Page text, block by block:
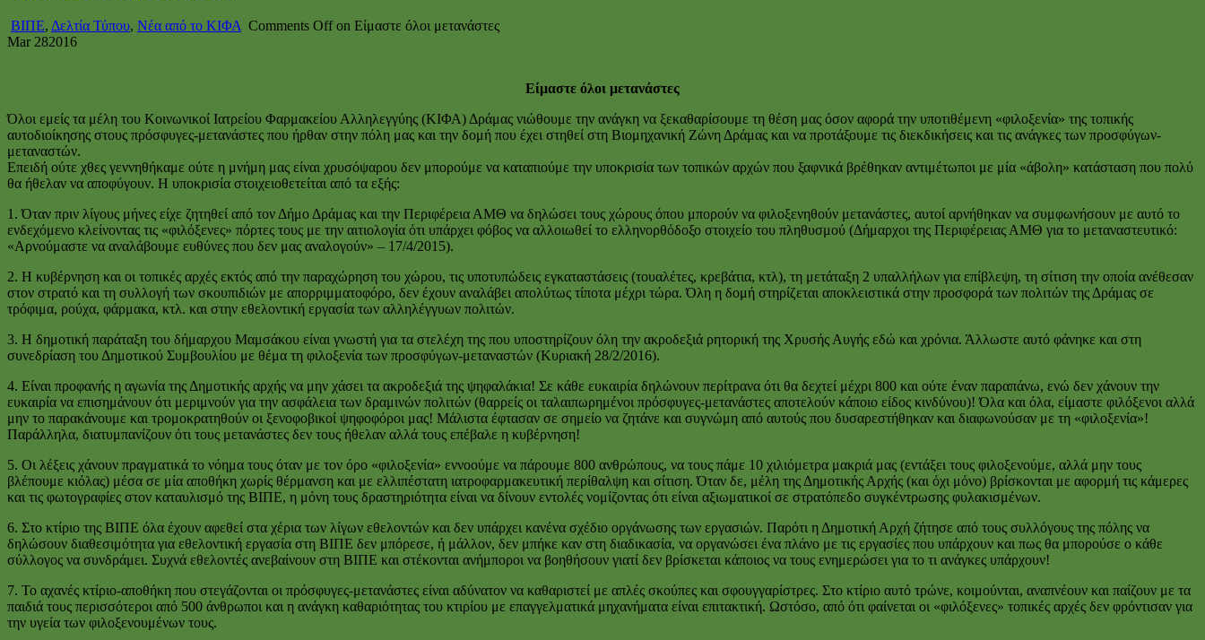
ΒΙΠΕ, Δελτία Τύπου, Νέα από το ΚΙΦΑ Comments Offon Είμαστε όλοι μετανάστες
Mar 282016
Είμαστε όλοι μετανάστες
Όλοι εμείς τα μέλη του Κοινωνικοί Ιατρείου Φαρμακείου Αλληλεγγύης (ΚΙΦΑ) Δράμας νιώθουμε την ανάγκη να ξεκαθαρίσουμε τη θέση μας όσον αφορά την υποτιθέμενη «φιλοξενία» της τοπικής
αυτοδιοίκησης στους πρόσφυγες-μετανάστες που ήρθαν στην πόλη μας και την δομή που έχει στηθεί στη Βιομηχανική Ζώνη Δράμας και να προτάξουμε τις διεκδικήσεις και τις ανάγκες των προσφύγων-
μεταναστών.
Επειδή ούτε χθες γεννηθήκαμε ούτε η μνήμη μας είναι χρυσόψαρου δεν μπορούμε να καταπιούμε την υποκρισία των τοπικών αρχών που ξαφνικά βρέθηκαν αντιμέτωποι με μία «άβολη» κατάσταση που πολύ
θα ήθελαν να αποφύγουν. Η υποκρισία στοιχειοθετείται από τα εξής:
1. Όταν πριν λίγους μήνες είχε ζητηθεί από τον Δήμο Δράμας και την Περιφέρεια ΑΜΘ να δηλώσει τους χώρους όπου μπορούν να φιλοξενηθούν μετανάστες, αυτοί αρνήθηκαν να συμφωνήσουν με αυτό το
ενδεχόμενο κλείνοντας τις «φιλόξενες» πόρτες τους με την αιτιολογία ότι υπάρχει φόβος να αλλοιωθεί το ελληνορθόδοξο στοιχείο του πληθυσμού (Δήμαρχοι της Περιφέρειας ΑΜΘ για το μεταναστευτικό:
«Αρνούμαστε να αναλάβουμε ευθύνες που δεν μας αναλογούν» – 17/4/2015).
2. Η κυβέρνηση και οι τοπικές αρχές εκτός από την παραχώρηση του χώρου, τις υποτυπώδεις εγκαταστάσεις (τουαλέτες, κρεβάτια, κτλ), τη μετάταξη 2 υπαλλήλων για επίβλεψη, τη σίτιση την οποία ανέθεσαν
στον στρατό και τη συλλογή των σκουπιδιών με απορριμματοφόρο, δεν έχουν αναλάβει απολύτως τίποτα μέχρι τώρα. Όλη η δομή στηρίζεται αποκλειστικά στην προσφορά των πολιτών της Δράμας σε
τρόφιμα, ρούχα, φάρμακα, κτλ. και στην εθελοντική εργασία των αλληλέγγυων πολιτών.
3. Η δημοτική παράταξη του δήμαρχου Μαμσάκου είναι γνωστή για τα στελέχη της που υποστηρίζουν όλη την ακροδεξιά ρητορική της Χρυσής Αυγής εδώ και χρόνια. Άλλωστε αυτό φάνηκε και στη
συνεδρίαση του Δημοτικού Συμβουλίου με θέμα τη φιλοξενία των προσφύγων-μεταναστών (Κυριακή 28/2/2016).
4. Είναι προφανής η αγωνία της Δημοτικής αρχής να μην χάσει τα ακροδεξιά της ψηφαλάκια! Σε κάθε ευκαιρία δηλώνουν περίτρανα ότι θα δεχτεί μέχρι 800 και ούτε έναν παραπάνω, ενώ δεν χάνουν την
ευκαιρία να επισημάνουν ότι μεριμνούν για την ασφάλεια των δραμινών πολιτών (θαρρείς οι ταλαιπωρημένοι πρόσφυγες-μετανάστες αποτελούν κάποιο είδος κινδύνου)! Όλα και όλα, είμαστε φιλόξενοι αλλά
μην το παρακάνουμε και τρομοκρατηθούν οι ξενοφοβικοί ψηφοφόροι μας! Μάλιστα έφτασαν σε σημείο να ζητάνε και συγνώμη από αυτούς που δυσαρεστήθηκαν και διαφωνούσαν με τη «φιλοξενία»!
Παράλληλα, διατυμπανίζουν ότι τους μετανάστες δεν τους ήθελαν αλλά τους επέβαλε η κυβέρνηση!
5. Οι λέξεις χάνουν πραγματικά το νόημα τους όταν με τον όρο «φιλοξενία» εννοούμε να πάρουμε 800 ανθρώπους, να τους πάμε 10 χιλιόμετρα μακριά μας (εντάξει τους φιλοξενούμε, αλλά μην τους
βλέπουμε κιόλας) μέσα σε μία αποθήκη χωρίς θέρμανση και με ελλιπέστατη ιατροφαρμακευτική περίθαλψη και σίτιση. Όταν δε, μέλη της Δημοτικής Αρχής (και όχι μόνο) βρίσκονται με αφορμή τις κάμερες
και τις φωτογραφίες στον καταυλισμό της ΒΙΠΕ, η μόνη τους δραστηριότητα είναι να δίνουν εντολές νομίζοντας ότι είναι αξιωματικοί σε στρατόπεδο συγκέντρωσης φυλακισμένων.
6. Στο κτίριο της ΒΙΠΕ όλα έχουν αφεθεί στα χέρια των λίγων εθελοντών και δεν υπάρχει κανένα σχέδιο οργάνωσης των εργασιών. Παρότι η Δημοτική Αρχή ζήτησε από τους συλλόγους της πόλης να
δηλώσουν διαθεσιμότητα για εθελοντική εργασία στη ΒΙΠΕ δεν μπόρεσε, ή μάλλον, δεν μπήκε καν στη διαδικασία, να οργανώσει ένα πλάνο με τις εργασίες που υπάρχουν και πως θα μπορούσε ο κάθε
σύλλογος να συνδράμει. Συχνά εθελοντές ανεβαίνουν στη ΒΙΠΕ και στέκονται ανήμποροι να βοηθήσουν γιατί δεν βρίσκεται κάποιος να τους ενημερώσει για το τι ανάγκες υπάρχουν!
7. Το αχανές κτίριο-αποθήκη που στεγάζονται οι πρόσφυγες-μετανάστες είναι αδύνατον να καθαριστεί με απλές σκούπες και σφουγγαρίστρες. Στο κτίριο αυτό τρώνε, κοιμούνται, αναπνέουν και παίζουν με τα
παιδιά τους περισσότεροι από 500 άνθρωποι και η ανάγκη καθαριότητας του κτιρίου με επαγγελματικά μηχανήματα είναι επιτακτική. Ωστόσο, από ότι φαίνεται οι «φιλόξενες» τοπικές αρχές δεν φρόντισαν για
την υγεία των φιλοξενουμένων τους.